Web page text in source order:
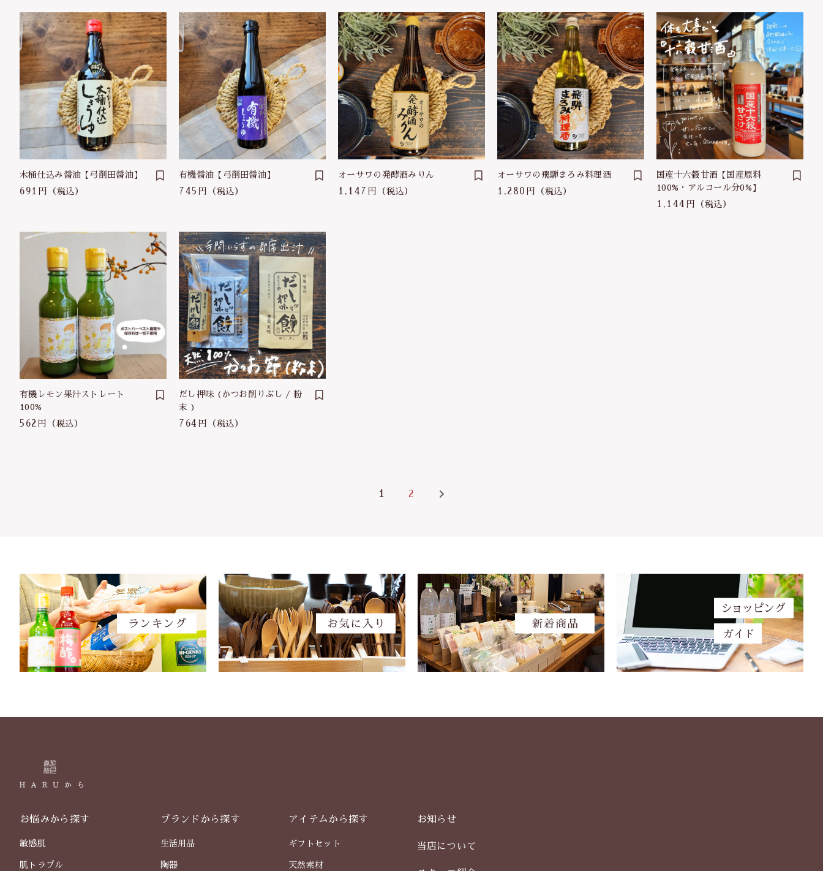
木桶仕込み醤油【弓削田醤油】
691円 （税込）
有機醤油【弓削田醤油】
745円 （税込）
オーサワの発酵酒みりん
1,147円 （税込）
オーサワの飛騨まろみ料理酒
1,280円 （税込）
国産十六穀甘酒【国産原料
100%・アルコール分0%】
1,144円 （税込）
有機レモン果汁ストレート
100%
562円 （税込）
だし押味 (かつお削りぶし / 粉
末 )
764円 （税込）
1 2
お悩みから探す
敏感肌
肌トラブル
ブランドから探す
生活用品
陶器
アイテムから探す
ギフトセット
天然素材
お知らせ
当店について